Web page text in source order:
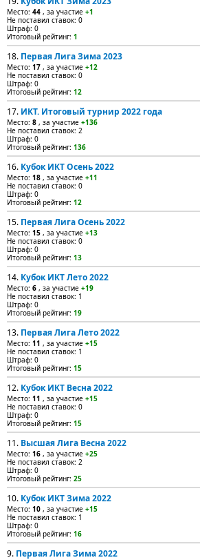
Место: 44 , за участие +1
Не поставил ставок: 0
Штраф: 0
Итоговый рейтинг: 1
18. Первая Лига Зима 2023
Место: 17 , за участие +12
Не поставил ставок: 0
Штраф: 0
Итоговый рейтинг: 12
17. ИКТ. Итоговый турнир 2022 года
Место: 8 , за участие +136
Не поставил ставок: 2
Штраф: 0
Итоговый рейтинг: 136
16. Кубок ИКТ Осень 2022
Место: 18 , за участие +11
Не поставил ставок: 0
Штраф: 0
Итоговый рейтинг: 12
15. Первая Лига Осень 2022
Место: 15 , за участие +13
Не поставил ставок: 0
Штраф: 0
Итоговый рейтинг: 13
14. Кубок ИКТ Лето 2022
Место: 6 , за участие +19
Не поставил ставок: 1
Штраф: 0
Итоговый рейтинг: 19
13. Первая Лига Лето 2022
Место: 11 , за участие +15
Не поставил ставок: 1
Штраф: 0
Итоговый рейтинг: 15
12. Кубок ИКТ Весна 2022
Место: 11 , за участие +15
Не поставил ставок: 0
Штраф: 0
Итоговый рейтинг: 15
11. Высшая Лига Весна 2022
Место: 16 , за участие +25
Не поставил ставок: 2
Штраф: 0
Итоговый рейтинг: 25
10. Кубок ИКТ Зима 2022
Место: 10 , за участие +15
Не поставил ставок: 1
Штраф: 0
Итоговый рейтинг: 16
9. Первая Лига Зима 2022